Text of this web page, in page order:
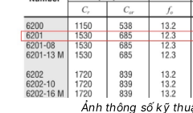
Ảnh thông số kỹ